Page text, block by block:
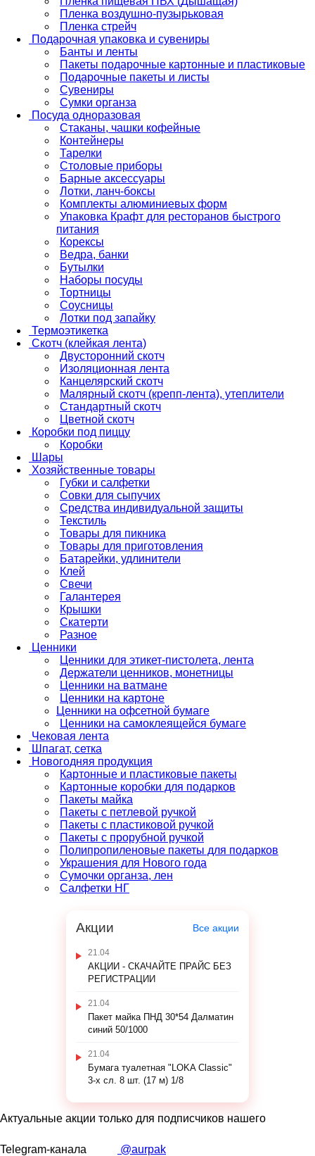
Пленка воздушно-пузырьковая
Пленка стрейч
Подарочная упаковка и сувениры
Банты и ленты
Пакеты подарочные картонные и пластиковые
Подарочные пакеты и листы
Сувениры
Сумки органза
Посуда одноразовая
Стаканы, чашки кофейные
Контейнеры
Тарелки
Столовые приборы
Барные аксессуары
Лотки, ланч-боксы
Комплекты алюминиевых форм
Упаковка Крафт для ресторанов быстрого
питания
Корексы
Ведра, банки
Бутылки
Наборы посуды
Тортницы
Соусницы
Лотки под запайку
Термоэтикетка
Скотч (клейкая лента)
Двусторонний скотч
Изоляционная лента
Канцелярский скотч
Малярный скотч (крепп-лента), утеплители
Стандартный скотч
Цветной скотч
Коробки под пиццу
Коробки
Шары
Хозяйственные товары
Губки и салфетки
Совки для сыпучих
Средства индивидуальной защиты
Текстиль
Товары для пикника
Товары для приготовления
Батарейки, удлинители
Клей
Свечи
Галантерея
Крышки
Скатерти
Разное
Ценники
Ценники для этикет-пистолета, лента
Держатели ценников, монетницы
Ценники на ватмане
Ценники на картоне
Ценники на офсетной бумаге
Ценники на самоклеящейся бумаге
Чековая лента
Шпагат, сетка
Новогодняя продукция
Картонные и пластиковые пакеты
Картонные коробки для подарков
Пакеты майка
Пакеты с петлевой ручкой
Пакеты с пластиковой ручкой
Пакеты с прорубной ручкой
Полипропиленовые пакеты для подарков
Украшения для Нового года
Сумочки органза, лен
Салфетки НГ
Акции Все акции
21.04
АКЦИИ - СКАЧАЙТЕ ПРАЙС БЕЗ
РЕГИСТРАЦИИ
21.04
Пакет майка ПНД 30*54 Далматин
синий 50/1000
21.04
Бумага туалетная "LOKA Classic"
3-х сл. 8 шт. (17 м) 1/8
Актуальные акции только для подписчиков нашего
Telegram-канала @aurpak